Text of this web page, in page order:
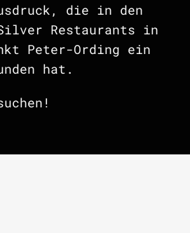
die in den
Restaurants in
Peter-Ording ein
hat.